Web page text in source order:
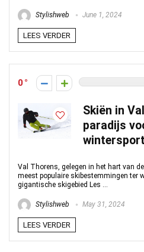
Stylishweb June 1, 2024
LEES VERDER
0
Skiën in
paradijs
Val Thorens, gelegen in het hart van
meest populaire skibestemmingen ter
gigantische skigebied Les ...
Stylishweb May 31, 2024
LEES VERDER